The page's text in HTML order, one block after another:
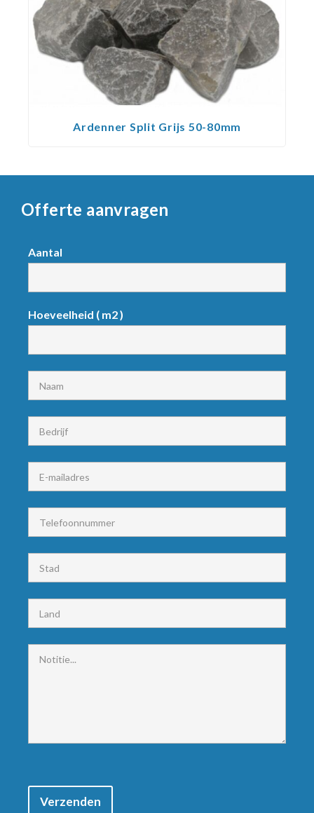
Ardenner Split Grijs 50-80mm
Offerte aanvragen
Request
Aantal
Hoeveelheid ( m2 )
Verzenden